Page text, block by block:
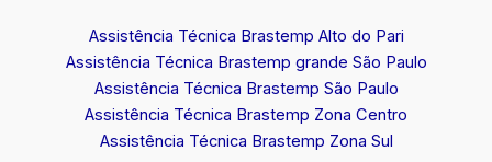
Assistência Técnica Brastemp Alto do Pari
Assistência Técnica Brastemp grande São Paulo
Assistência Técnica Brastemp São Paulo
Assistência Técnica Brastemp Zona Centro
Assistência Técnica Brastemp Zona Sul